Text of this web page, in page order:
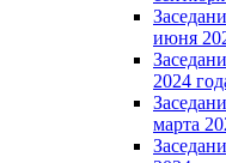
июня
2024
марта